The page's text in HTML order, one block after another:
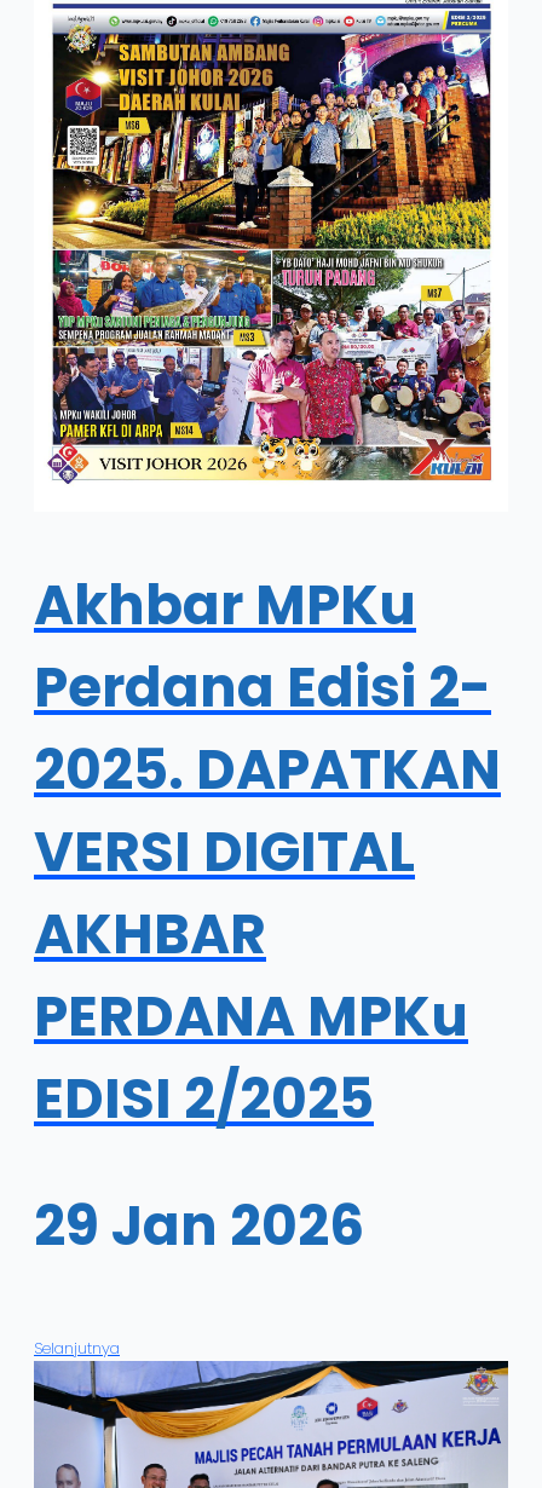
Akhbar MPKu
Perdana Edisi 2-
2025. DAPATKAN
VERSI DIGITAL
AKHBAR
PERDANA MPKu
EDISI 2/2025
29 Jan 2026
Selanjutnya